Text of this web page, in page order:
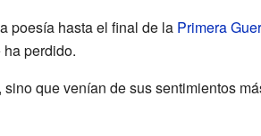
poesía hasta el final de la Primera
perdido.
que venían de sus sentimientos